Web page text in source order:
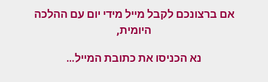
אם ברצונכם לקבל מייל מידי יום עם ההלכה
היומית,
נא הכניסו את כתובת המייל…